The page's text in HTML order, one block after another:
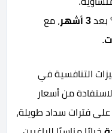
3 أشهر
، مع
.
التنافسية في
من أسعار
على فترات سداد طويلة،